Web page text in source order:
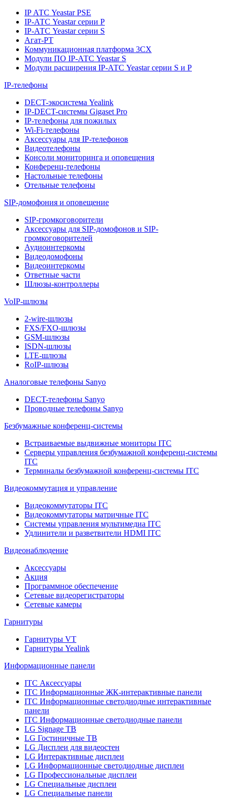
IP АТС Yeastar PSE
IP-АТС Yeastar серии P
IP-АТС Yeastar серии S
Агат-РТ
Коммуникационная платформа 3CX
Модули ПО IP-АТС Yeastar S
Модули расширения IP-АТС Yeastar серии S и P
IP-телефоны
DECT-экосистема Yealink
IP-DECT-системы Gigaset Pro
IP-телефоны для пожилых
Wi-Fi-телефоны
Аксессуары для IP-телефонов
Видеотелефоны
Консоли мониторинга и оповещения
Конференц-телефоны
Настольные телефоны
Отельные телефоны
SIP-домофония и оповещение
SIP-громкоговорители
Аксессуары для SIP-домофонов и SIP-
громкоговорителей
Аудиоинтеркомы
Видеодомофоны
Видеоинтеркомы
Ответные части
Шлюзы-контроллеры
VoIP-шлюзы
2-wire-шлюзы
FXS/FXO-шлюзы
GSM-шлюзы
ISDN-шлюзы
LTE-шлюзы
RoIP-шлюзы
Аналоговые телефоны Sanyo
DECT-телефоны Sanyo
Проводные телефоны Sanyo
Безбумажные конференц-системы
Встраиваемые выдвижные мониторы ITC
Серверы управления безбумажной конференц-системы
ITC
Терминалы безбумажной конференц-системы ITC
Видеокоммутация и управление
Видеокоммутаторы ITC
Видеокоммутаторы матричные ITC
Системы управления мультимедиа ITC
Удлинители и разветвители HDMI ITC
Видеонаблюдение
Аксессуары
Акция
Программное обеспечение
Сетевые видеорегистраторы
Сетевые камеры
Гарнитуры
Гарнитуры VT
Гарнитуры Yealink
Информационные панели
ITC Аксессуары
ITC Информационные ЖК-интерактивные панели
ITC Информационные светодиодные интерактивные
панели
ITC Информационные светодиодные панели
LG Signage ТВ
LG Гостиничные ТВ
LG Дисплеи для видеостен
LG Интерактивные дисплеи
LG Информационные светодиодные дисплеи
LG Профессиональные дисплеи
LG Специальные дисплеи
LG Специальные панели